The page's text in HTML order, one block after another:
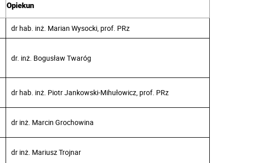
Opiekun
dr hab. inż. Marian Wysocki, prof. PRz
dr. inż. Bogusław Twaróg
dr hab. inż. Piotr Jankowski-Mihułowicz, prof. PRz
dr inż. Marcin Grochowina
dr inż. Mariusz Trojnar